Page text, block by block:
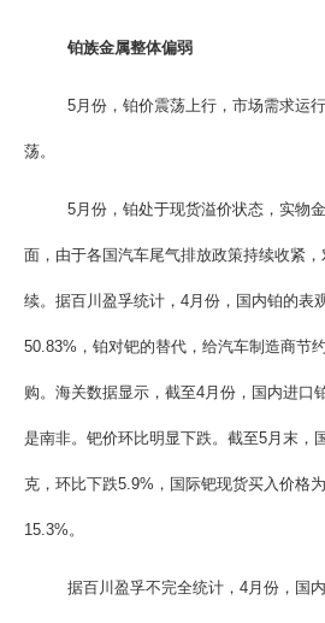
铂族金属整体偏弱
5月份，铂价震荡上行，市场需求运
荡。
5月份，铂处于现货溢价状态，实物
面，由于各国汽车尾气排放政策持续收紧
续。据百川盈孚统计，4月份，国内铂的表
50.83%，铂对钯的替代，给汽车制造商节
购。海关数据显示，截至4月份，国内进口
是南非。钯价环比明显下跌。截至5月末，
克，环比下跌5.9%，国际钯现货买入价格
15.3%。
据百川盈孚不完全统计，4月份，国